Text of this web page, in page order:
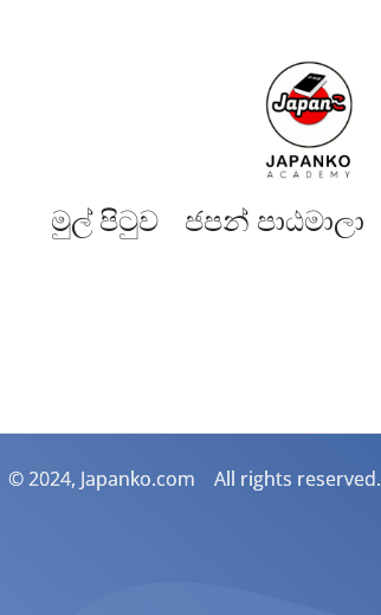
මුල් පිටුව​ ජපන් පාඨමාලා
© 2024, Japanko.com All rights reserved.